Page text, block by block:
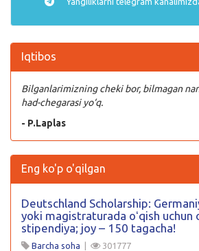
Iqtibos
Bilganlarimizning cheki bor, bilmagan
had-chegarasi yo‘q.
- P.Laplas
Eng ko'p o'qilgan
Deutschland Scholarship:
yoki magistraturada oʻqish uchun
stipendiya; joy – 150 tagacha!
Barcha soha | 301777